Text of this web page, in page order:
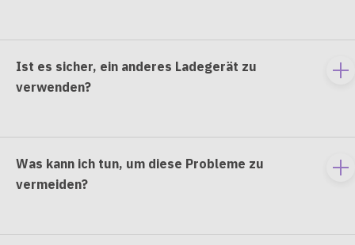
Ist es sicher, ein anderes Ladegerät zu
verwenden?
Was kann ich tun, um diese Probleme zu
vermeiden?